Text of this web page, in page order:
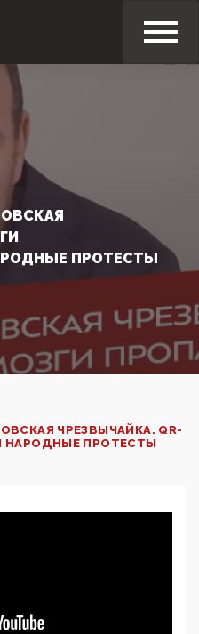
ПРОТЕСТЫ
ЧРЕЗВЫЧАЙКА. QR-
НАРОДНЫЕ ПРОТЕСТЫ